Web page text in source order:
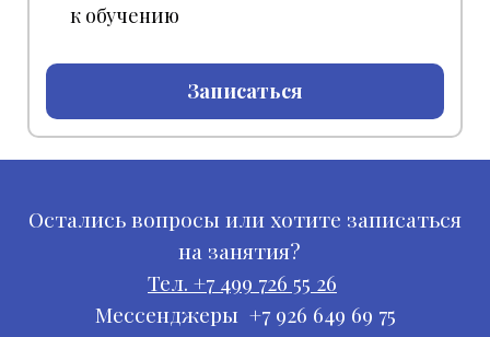
к обучению
Записаться
Остались вопросы или хотите записаться
на занятия?
Тел. +7 499 726 55 26
Мессенджеры +7 926 649 69 75